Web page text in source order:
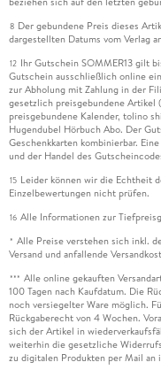
8 Der gebundene Preis dieses
dargestellten Datums vom Verlag
12 Ihr Gutschein SOMMER13 gilt
Gutschein ausschließlich online
zur Abholung mit Zahlung in der
gesetzlich preisgebundene Artikel
preisgebundene Kalender, tolino
Hugendubel Hörbuch Abo. Der
Geschenkkarten kombinierbar.
und der Handel des
15 Leider können wir die Echtheit
Einzelbewertungen nicht prüfen.
16 Alle Informationen zur
* Alle Preise verstehen sich inkl.
Versand und anfallende
*** Alle online gekauften
100 Tagen nach Kaufdatum. Die
noch versiegelter Ware möglich.
Rückgaberecht von 4 Wochen.
sich der Artikel in
weiterhin die gesetzliche
zu digitalen Produkten per Mail an